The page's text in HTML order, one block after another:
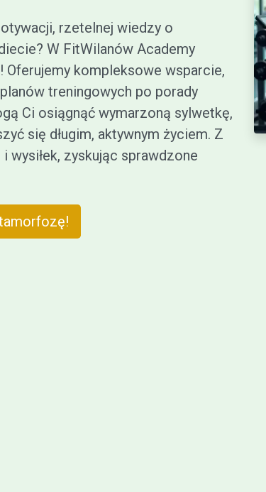
rzetelnej wiedzy o
W FitWilanów Academy
Oferujemy kompleksowe wsparcie,
treningowych po porady
Ci osiągnąć wymarzoną sylwetkę,
się długim, aktywnym życiem. Z
wysiłek, zyskując sprawdzone